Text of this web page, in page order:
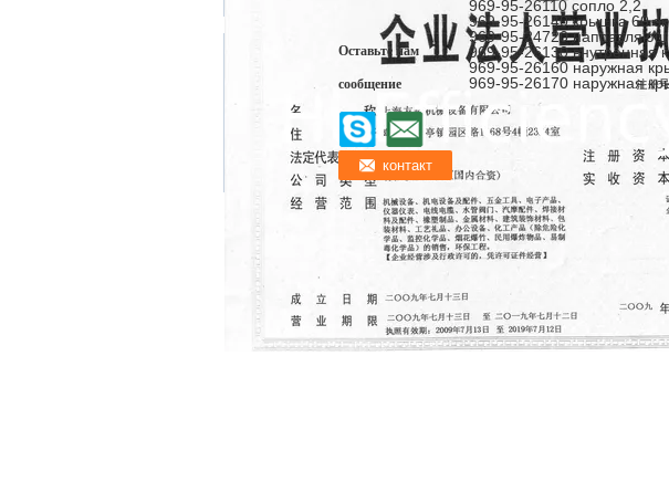
Оставьте нам
сообщение
969-95-26110 сопло 2,2
969-95-26140 крышка 60
969-95-24720
969-95-26130 внутренняя
969-95-26160 наружная
969-95-26170 наружная